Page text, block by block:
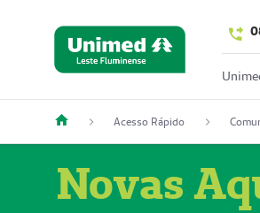
Acesso Rápido
Novas